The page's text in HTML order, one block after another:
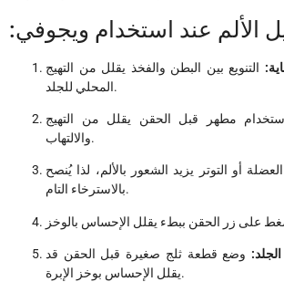
الألم عند استخدام ويجوفي
التنويع بين البطن والفخذ يقلل من التهيج
المحلي للجلد.
مطهر قبل الحقن يقلل من التهيج
والالتهاب.
أو التوتر يزيد الشعور بالألم، لذا يُنصح
بالاسترخاء التام.
وضع قطعة ثلج صغيرة قبل الحقن قد
يقلل الإحساس بوخز الإبرة.